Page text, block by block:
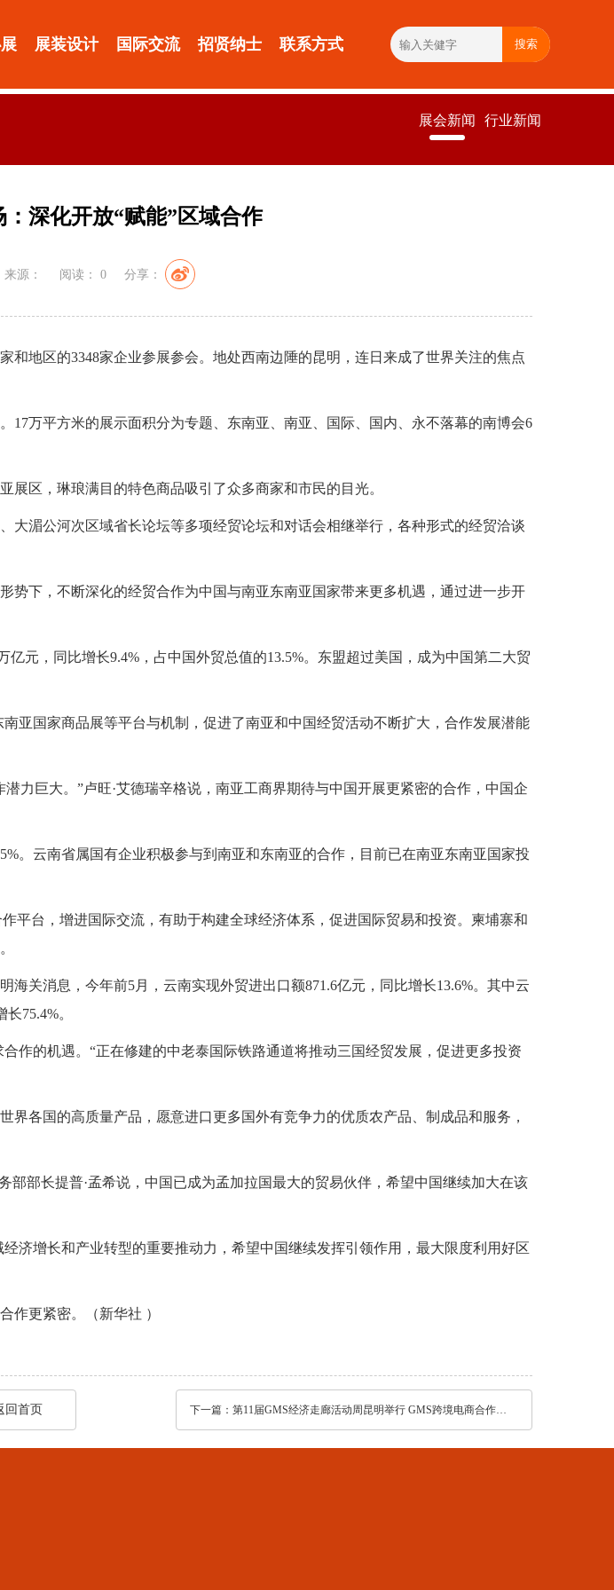
展装设计 国际交流 招贤纳士 联系方式 搜索
展会新闻 行业新闻
深化开放“赋能”区域合作
来源： 阅读： 0 分享：
和地区的3348家企业参展参会。地处西南边陲的昆明，连日来成了世界关注的焦点
17万平方米的展示面积分为专题、东南亚、南亚、国际、国内、永不落幕的南博会6
区，琳琅满目的特色商品吸引了众多商家和市民的目光。
湄公河次区域省长论坛等多项经贸论坛和对话会相继举行，各种形式的经贸洽谈
势下，不断深化的经贸合作为中国与南亚东南亚国家带来更多机遇，通过进一步开
元，同比增长9.4%，占中国外贸总值的13.5%。东盟超过美国，成为中国第二大贸
亚国家商品展等平台与机制，促进了南亚和中国经贸活动不断扩大，合作发展潜能
力巨大。”卢旺·艾德瑞辛格说，南亚工商界期待与中国开展更紧密的合作，中国企
。云南省属国有企业积极参与到南亚和东南亚的合作，目前已在南亚东南亚国家投
平台，增进国际交流，有助于构建全球经济体系，促进国际贸易和投资。柬埔寨和
关消息，今年前5月，云南实现外贸进出口额871.6亿元，同比增长13.6%。其中云
75.4%。
作的机遇。“正在修建的中老泰国际铁路通道将推动三国经贸发展，促进更多投资
各国的高质量产品，愿意进口更多国外有竞争力的优质农产品、制成品和服务，
部长提普·孟希说，中国已成为孟加拉国最大的贸易伙伴，希望中国继续加大在该
济增长和产业转型的重要推动力，希望中国继续发挥引领作用，最大限度利用好区
作更紧密。（新华社 ）
回首页 下一篇： 第11届GMS经济走廊活动周昆明举行 GMS跨境电商合作走上发展“风口”